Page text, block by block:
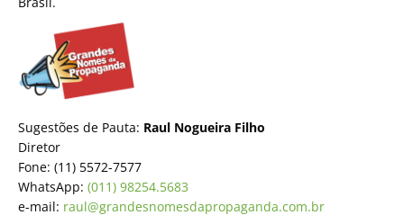
Sugestões de Pauta: Raul Nogueira Filho
Diretor
Fone: (11) 5572-7577
WhatsApp: (011) 98254.5683
e-mail: raul@grandesnomesdapropaganda.com.br